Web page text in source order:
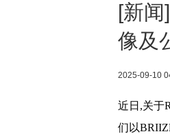
[新
像及
2025-09-10
近日,关于
们以